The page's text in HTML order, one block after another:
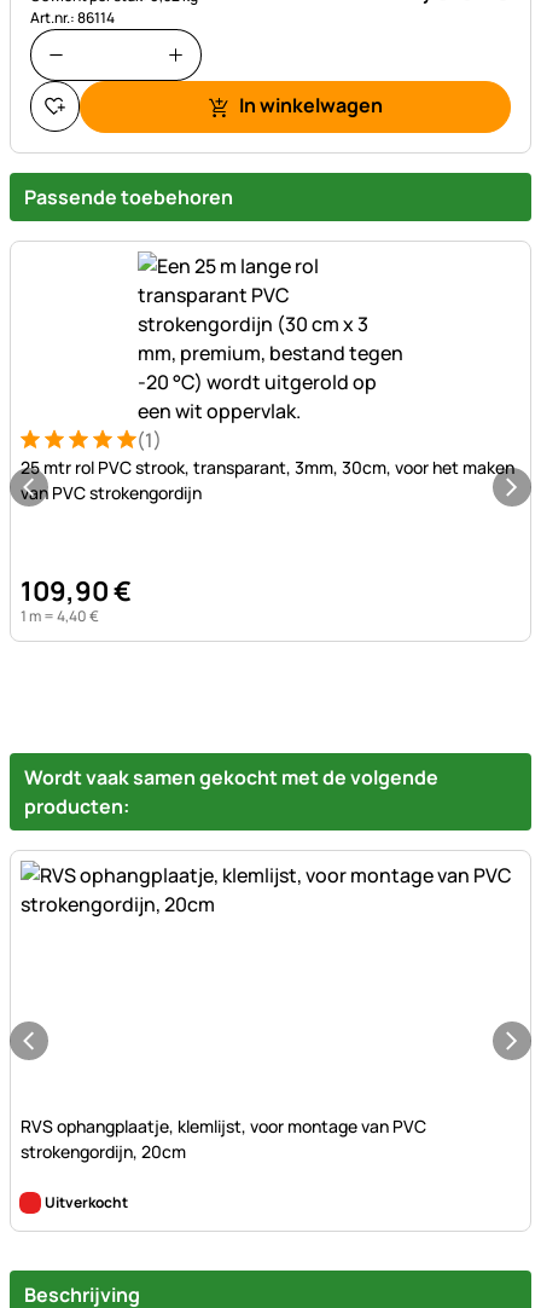
Art.nr.: 86114
In winkelwagen
Passende toebehoren
Beoordeling: 5 van 5 (1 beoordelingen)
1 Bewertung (1)
25 mtr rol PVC strook, transparant, 3mm, 30cm, voor het maken
van PVC strokengordijn
109,90€
1 m =4,40€
Wordt vaak samen gekocht met de volgende
producten:
RVS ophangplaatje, klemlijst, voor montage van PVC
strokengordijn, 20cm
Uitverkocht
Beschrijving